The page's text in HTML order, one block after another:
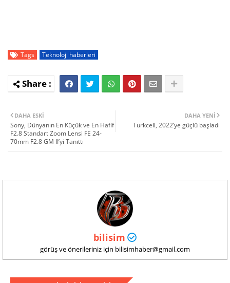
Tags Teknoloji haberleri
DAHA YENI
Turkcell, 2022’ye güçlü başladı
DAHA ESKI
Sony, Dünyanın En Küçük ve En Hafif
F2.8 Standart Zoom Lensi FE 24-
70mm F2.8 GM II’yi Tanıttı
bilisim
görüş ve önerileriniz için bilisimhaber@gmail.com